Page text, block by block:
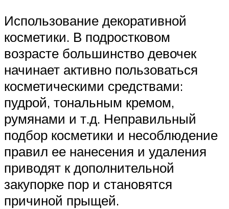
Использование декоративной
косметики. В подростковом
возрасте большинство девочек
начинает активно пользоваться
косметическими средствами:
пудрой, тональным кремом,
румянами и т.д. Неправильный
подбор косметики и несоблюдение
правил ее нанесения и удаления
приводят к дополнительной
закупорке пор и становятся
причиной прыщей.